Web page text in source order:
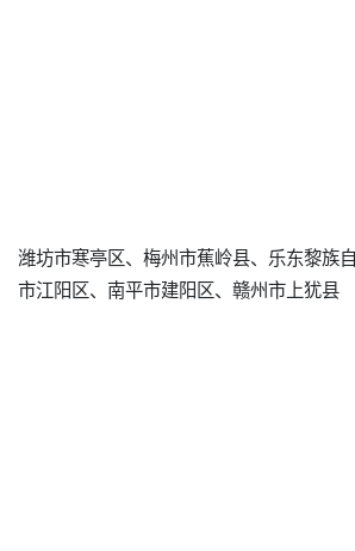
潍坊市寒亭区、梅州市蕉岭县、乐东黎族
市江阳区、南平市建阳区、赣州市上犹县